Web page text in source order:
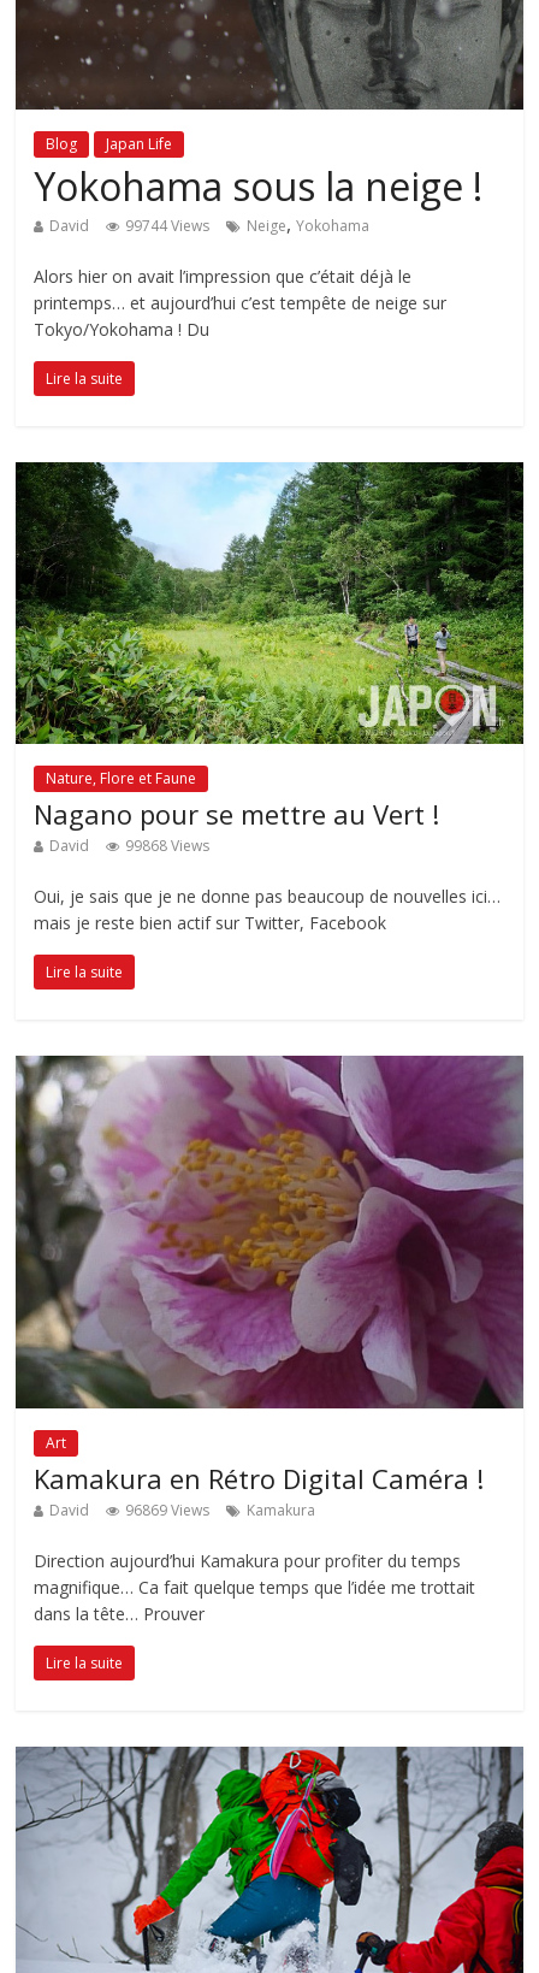
Blog Japan Life
Yokohama sous la neige !
David 99744 Views Neige,Yokohama
Alors hier on avait l’impression que c’était déjà le
printemps… et aujourd’hui c’est tempête de neige sur
Tokyo/Yokohama ! Du
Lire la suite
Nature, Flore et Faune
Nagano pour se mettre au Vert !
David 99868 Views
Oui, je sais que je ne donne pas beaucoup de nouvelles ici…
mais je reste bien actif sur Twitter, Facebook
Lire la suite
Art
Kamakura en Rétro Digital Caméra !
David 96869 Views Kamakura
Direction aujourd’hui Kamakura pour profiter du temps
magnifique… Ca fait quelque temps que l’idée me trottait
dans la tête… Prouver
Lire la suite